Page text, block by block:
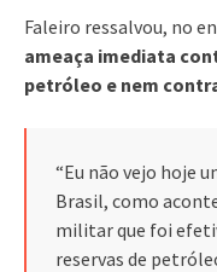
Faleiro ressalvou, no
ameaça imediata
petróleo e nem
“Eu não vejo hoje
Brasil, como
militar que foi
reservas de